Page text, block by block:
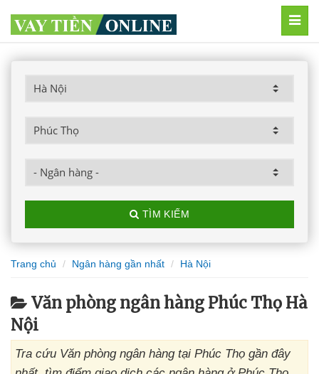
TÌM KIẾM
Trang chủ Ngân hàng gần nhất Hà Nội
Văn phòng ngân hàng Phúc Thọ Hà
Nội
Tra cứu Văn phòng ngân hàng tại Phúc Thọ gần đây